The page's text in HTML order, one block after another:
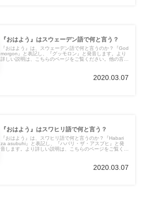
『おはよう』はスウェーデン語で何と言う？
『おはよう』は、スウェーデン語で何と言うのか？『God
morgon』と表記し、『グッモロン』と発音します。より
詳しい説明は、こちらのページをご覧ください。他の言語
2020.03.07
『おはよう』はスワヒリ語で何と言う？
『おはよう』は、スワヒリ語で何と言うのか？『Habari
za asubuhi』と表記し、『ハバリ・ザ・アスブヒ』と発
音します。より詳しい説明は、こちらのページをご覧くだ
2020.03.07